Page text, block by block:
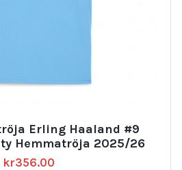
Erling Haaland #9
Hemmatröja 2025/26
kr356.00